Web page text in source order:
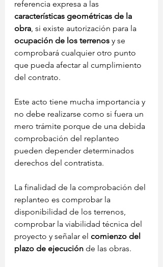
referencia expresa a las
características geométricas de la
obra, si existe autorización para la
ocupación de los terrenos y se
comprobará cualquier otro punto
que pueda afectar al cumplimiento
del contrato.
Este acto tiene mucha importancia y
no debe realizarse como si fuera un
mero trámite porque de una debida
comprobación del replanteo
pueden depender determinados
derechos del contratista.
La finalidad de la comprobación del
replanteo es comprobar la
disponibilidad de los terrenos,
comprobar la viabilidad técnica del
proyecto y señalar el comienzo del
plazo de ejecución de las obras.